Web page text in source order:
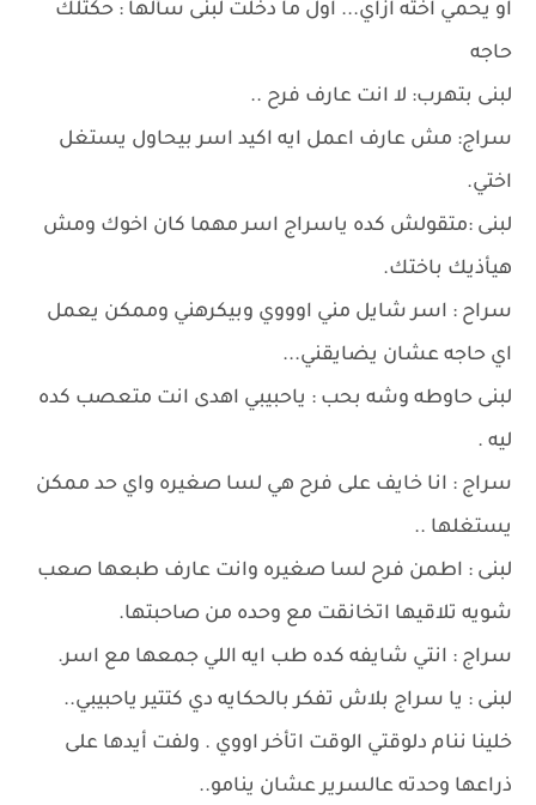
او يحمي اخته ازاي... اول ما دخلت لبنى سألها : حكتلك
حاجه
لبنى بتهرب: لا انت عارف فرح ..
سراج: مش عارف اعمل ايه اكيد اسر بيحاول يستغل
اختي.
لبنى :متقولش كده ياسراج اسر مهما كان اخوك ومش
هيأذيك باختك.
سراح : اسر شايل مني اوووي وبيكرهني وممكن يعمل
اي حاجه عشان يضايقني...
لبنى حاوطه وشه بحب : ياحبيبي اهدى انت متعصب كده
ليه .
سراج : انا خايف على فرح هي لسا صغيره واي حد ممكن
يستغلها ..
لبنى : اطمن فرح لسا صغيره وانت عارف طبعها صعب
شويه تلاقيها اتخانقت مع وحده من صاحبتها.
سراج : انتي شايفه كده طب ايه اللي جمعها مع اسر.
لبنى : يا سراج بلاش تفكر بالحكايه دي كتتير ياحبيبي..
خلينا ننام دلوقتي الوقت اتأخر اووي . ولفت أيدها على
ذراعها وحدته عالسرير عشان ينامو..